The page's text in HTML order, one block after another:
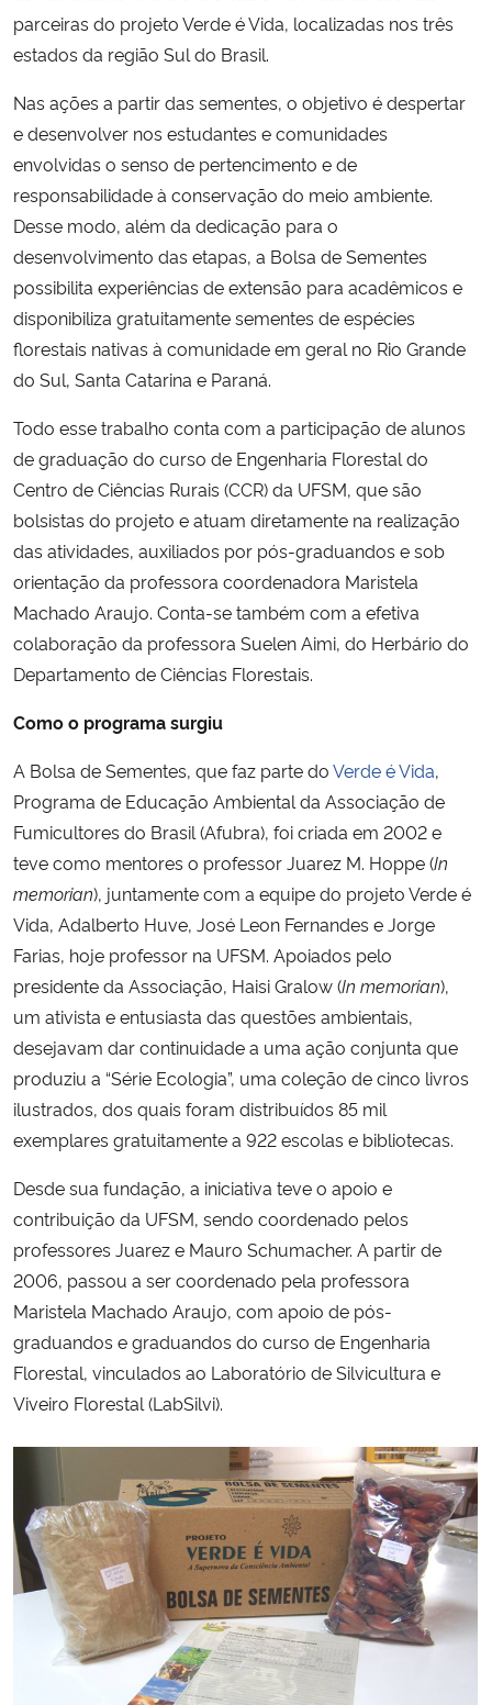
Banco Central do Brasil
parceiras do projeto Verde é Vida, localizadas nos três
estados da região Sul do Brasil.
Nas ações a partir das sementes, o objetivo é despertar
e desenvolver nos estudantes e comunidades
envolvidas o senso de pertencimento e de
responsabilidade à conservação do meio ambiente.
Desse modo, além da dedicação para o
desenvolvimento das etapas, a Bolsa de Sementes
possibilita experiências de extensão para acadêmicos e
disponibiliza gratuitamente sementes de espécies
florestais nativas à comunidade em geral no Rio Grande
do Sul, Santa Catarina e Paraná.
Todo esse trabalho conta com a participação de alunos
de graduação do curso de Engenharia Florestal do
Centro de Ciências Rurais (CCR) da UFSM, que são
bolsistas do projeto e atuam diretamente na realização
das atividades, auxiliados por pós-graduandos e sob
orientação da professora coordenadora Maristela
Machado Araujo. Conta-se também com a efetiva
colaboração da professora Suelen Aimi, do Herbário do
Departamento de Ciências Florestais.
Como o programa surgiu
A Bolsa de Sementes, que faz parte doVerde é Vida,
Programa de Educação Ambiental da Associação de
Fumicultores do Brasil (Afubra), foi criada em 2002 e
teve como mentores o professor Juarez M. Hoppe (In
memorian), juntamente com a equipe do projeto Verde é
Vida, Adalberto Huve, José Leon Fernandes e Jorge
Farias, hoje professor na UFSM. Apoiados pelo
presidente da Associação, Haisi Gralow (In memorian),
um ativista e entusiasta das questões ambientais,
desejavam dar continuidade a uma ação conjunta que
produziu a “Série Ecologia”, uma coleção de cinco livros
ilustrados, dos quais foram distribuídos 85 mil
exemplares gratuitamente a 922 escolas e bibliotecas.
Desde sua fundação, a iniciativa teve o apoio e
contribuição da UFSM, sendo coordenado pelos
professores Juarez e Mauro Schumacher. A partir de
2006, passou a ser coordenado pela professora
Maristela Machado Araujo, com apoio de pós-
graduandos e graduandos do curso de Engenharia
Florestal, vinculados ao Laboratório de Silvicultura e
Viveiro Florestal (LabSilvi).